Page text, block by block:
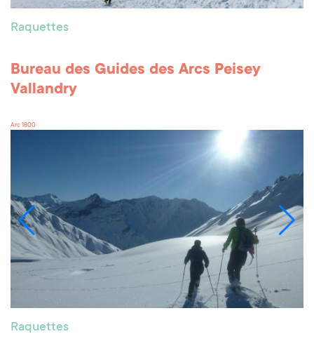
Raquettes
Bureau des Guides des Arcs Peisey
Vallandry
Arc 1800
Raquettes